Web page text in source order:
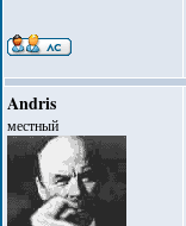
Andris
местный